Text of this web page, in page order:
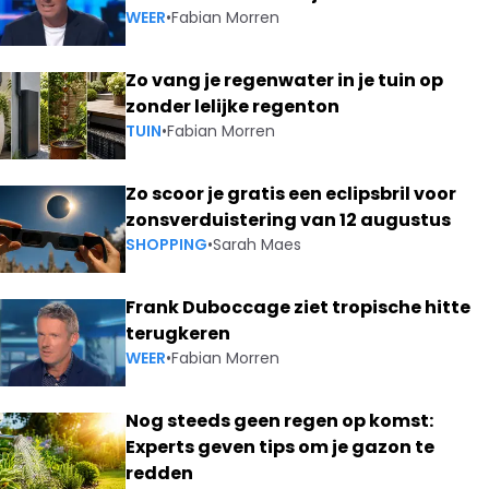
WEER•Fabian Morren
Zo vang je regenwater in je tuin op
zonder lelijke regenton
TUIN•Fabian Morren
Zo scoor je gratis een eclipsbril voor
zonsverduistering van 12 augustus
SHOPPING•Sarah Maes
Frank Duboccage ziet tropische hitte
terugkeren
WEER•Fabian Morren
Nog steeds geen regen op komst:
Experts geven tips om je gazon te
redden